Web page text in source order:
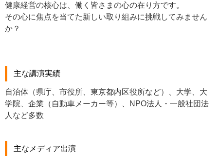
健康経営の核心は、働く皆さまの心の在り方です。
その心に焦点を当てた新しい取り組みに挑戦してみません
か？
主な講演実績
自治体（県庁、市役所、東京都内区役所など）、大学、大
学院、企業（自動車メーカー等）、NPO法人・一般社団法
人など多数
主なメディア出演